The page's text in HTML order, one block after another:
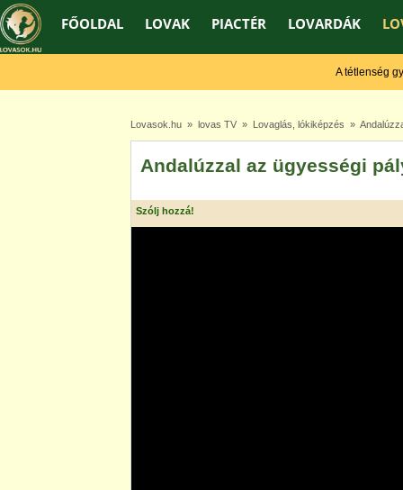
FŐOLDAL LOVAK PIACTÉR LOVARDÁK
A tétlenség
Lovasok.hu» lovas TV» Lovaglás, lókiképzés »
Andalúzzal az ügyességi
Szólj hozzá!